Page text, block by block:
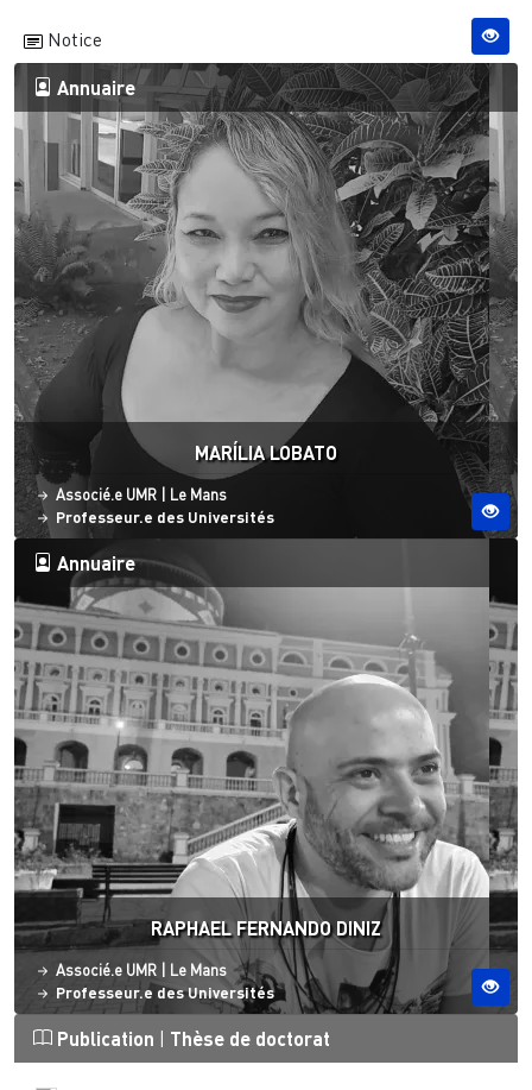
Notice
Annuaire
MARÍLIA LOBATO
Statut
Associé.e UMR | Site ESO
Le Mans
Professeur.e des Universités
Annuaire
RAPHAEL FERNANDO DINIZ
Statut
Associé.e UMR | Site ESO
Le Mans
Professeur.e des Universités
Publication | Thèse de doctorat